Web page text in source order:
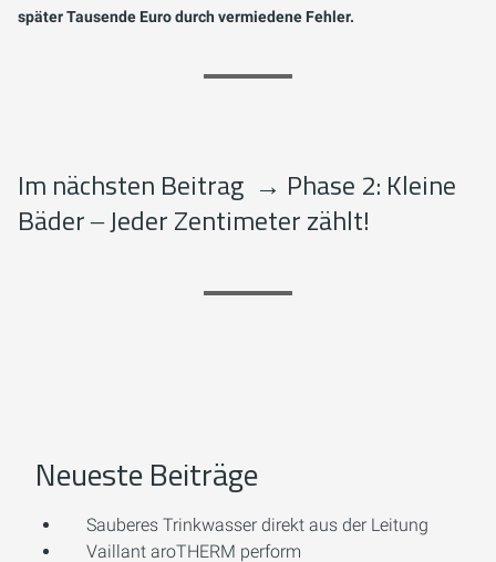
später Tausende Euro durch vermiedene Fehler.
Im nächsten Beitrag → Phase 2: Kleine
Bäder ‒ Jeder Zentimeter zählt!
Neueste Beiträge
Sauberes Trinkwasser direkt aus der Leitung
Vaillant aroTHERM perform